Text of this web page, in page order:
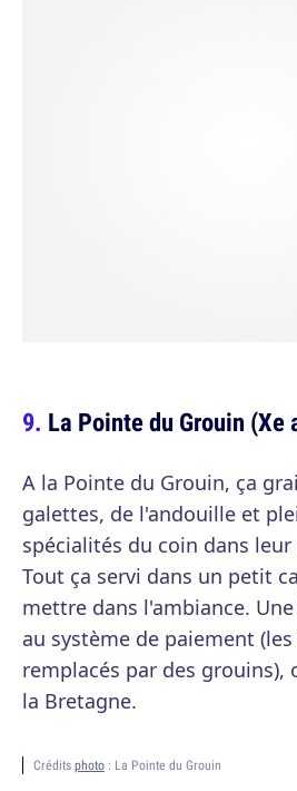
La Pointe du Grouin
A la Pointe du Grouin, ça
galettes, de l'andouille et
spécialités du coin dans
Tout ça servi dans un petit
mettre dans l'ambiance.
au système de paiement
remplacés par des
la Bretagne.
Crédits photo : La Pointe du Grouin